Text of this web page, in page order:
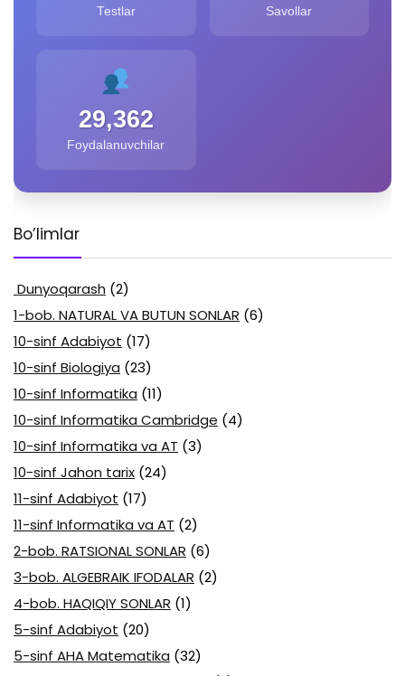
Testlar Savollar
29,362
Foydalanuvchilar
Bo’limlar
Dunyoqarash (2)
1-bob. NATURAL VA BUTUN SONLAR (6)
10-sinf Adabiyot (17)
10-sinf Biologiya (23)
10-sinf Informatika (11)
10-sinf Informatika Cambridge (4)
10-sinf Informatika va AT (3)
10-sinf Jahon tarix (24)
11-sinf Adabiyot (17)
11-sinf Informatika va AT (2)
2-bob. RATSIONAL SONLAR (6)
3-bob. ALGEBRAIK IFODALAR (2)
4-bob. HAQIQIY SONLAR (1)
5-sinf Adabiyot (20)
5-sinf AHA Matematika (32)